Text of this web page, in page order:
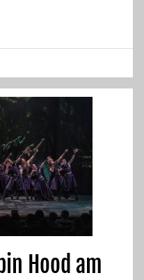
Hood am